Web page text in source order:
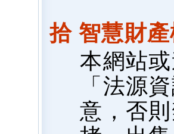
拾 智慧財
本網站
「法源
意，否